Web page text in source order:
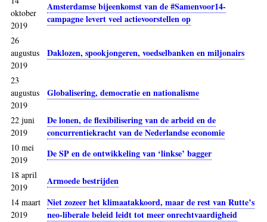
oktober
2019
Amsterdamse bijeenkomst van de #Samenvoor14-
campagne levert veel actievoorstellen op
26
augustus
2019
Daklozen, spookjongeren, voedselbanken en miljonairs
23
augustus
2019
Globalisering, democratie en nationalisme
22 juni
2019
De lonen, de flexibilisering van de arbeid en de
concurrentiekracht van de Nederlandse economie
10 mei
2019
De SP en de ontwikkeling van ‘linkse’ bagger
18 april
2019
Armoede bestrijden
14 maart
2019
Niet zozeer het klimaatakkoord, maar de rest van Rutte’s
neo-liberale beleid leidt tot meer onrechtvaardigheid